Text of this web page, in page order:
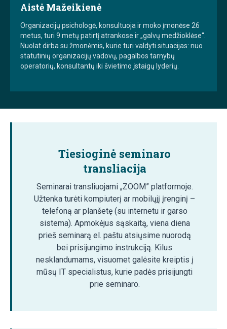
Aistė Mažeikienė
Organizacijų psichologė, konsultuoja ir moko įmonėse 26
metus, turi 9 metų patirtį atrankose ir „galvų medžioklėse“.
Nuolat dirba su žmonėmis, kurie turi valdyti situacijas: nuo
statutinių organizacijų vadovų, pagalbos tarnybų
operatorių, konsultantų iki švietimo įstaigų lyderių.
Tiesioginė seminaro
transliacija
Seminarai transliuojami „ZOOM” platformoje.
Užtenka turėti kompiuterį ar mobilųjį įrenginį –
telefoną ar planšetę (su internetu ir garso
sistema). Apmokėjus sąskaitą, viena diena
prieš seminarą el. paštu atsiųsime nuorodą
bei prisijungimo instrukciją. Kilus
nesklandumams, visuomet galėsite kreiptis į
mūsų IT specialistus, kurie padės prisijungti
prie seminaro.